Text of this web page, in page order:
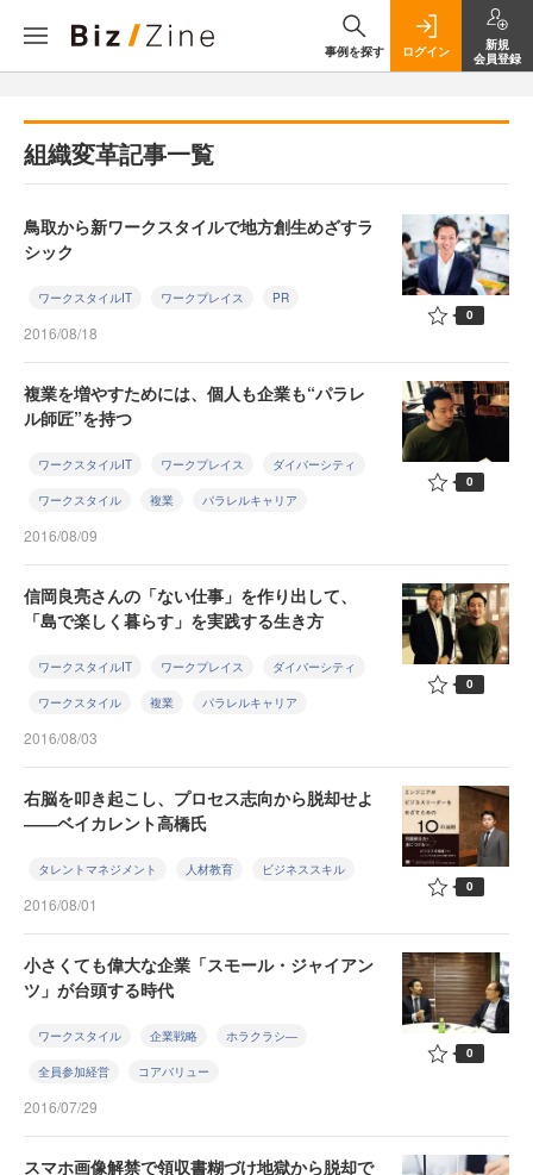
事例を探す ログイン
新規
会員登録
組織変革記事一覧
鳥取から新ワークスタイルで地方創生めざすラ
シック
ワークスタイルIT ワークプレイス PR
2016/08/18
0
複業を増やすためには、個人も企業も“パラレ
ル師匠”を持つ
ワークスタイルIT ワークプレイス ダイバーシティ
ワークスタイル 複業 パラレルキャリア
2016/08/09
0
信岡良亮さんの「ない仕事」を作り出して、
「島で楽しく暮らす」を実践する生き方
ワークスタイルIT ワークプレイス ダイバーシティ
ワークスタイル 複業 パラレルキャリア
2016/08/03
0
右脳を叩き起こし、プロセス志向から脱却せよ
――ベイカレント高橋氏
タレントマネジメント 人材教育 ビジネススキル
2016/08/01
0
小さくても偉大な企業「スモール・ジャイアン
ツ」が台頭する時代
ワークスタイル 企業戦略 ホラクラシ―
全員参加経営 コアバリュー
2016/07/29
0
スマホ画像解禁で領収書糊づけ地獄から脱却で